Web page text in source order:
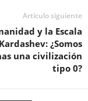
Artículo siguiente
y la Escala
¿Somos
una civilización
tipo 0?